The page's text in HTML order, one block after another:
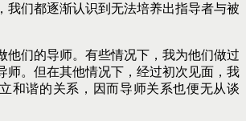
我们都逐渐认识到无法培养出指导者与被
他们的导师。有些情况下，我为他们做过
师。但在其他情况下，经过初次见面，我
和谐的关系，因而导师关系也便无从谈